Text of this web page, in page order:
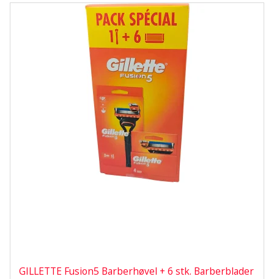
GILLETTE Fusion5 Barberhøvel + 6 stk. Barberblader